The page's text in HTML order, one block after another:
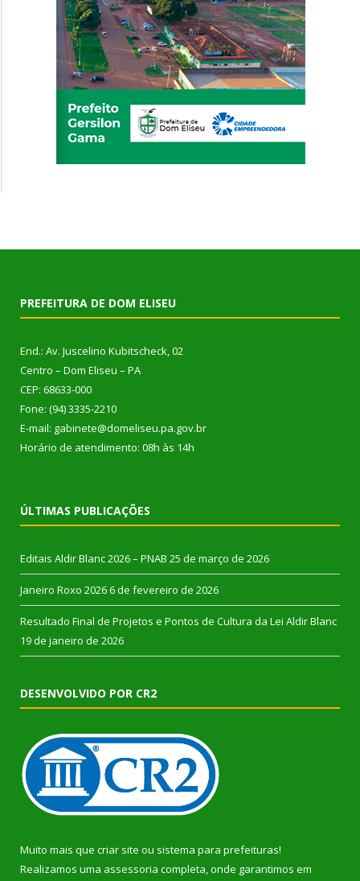
PREFEITURA DE DOM ELISEU
End.: Av. Juscelino Kubitscheck, 02
Centro – Dom Eliseu – PA
CEP: 68633-000
Fone: (94) 3335-2210
E-mail: gabinete@domeliseu.pa.gov.br
Horário de atendimento: 08h às 14h
ÚLTIMAS PUBLICAÇÕES
Editais Aldir Blanc 2026 – PNAB 25 de março de 2026
Janeiro Roxo 2026 6 de fevereiro de 2026
Resultado Final de Projetos e Pontos de Cultura da Lei Aldir Blanc
19 de janeiro de 2026
DESENVOLVIDO POR CR2
Muito mais que criar site ou sistema para prefeituras!
Realizamos uma assessoria completa, onde garantimos em